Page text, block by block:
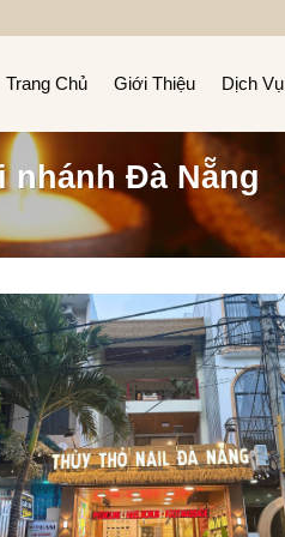
Trang Chủ Giới Thiệu Dịch Vụ
nhánh Đà Nẵng